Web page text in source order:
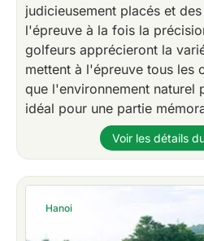
judicieusement placés et
l'épreuve à la fois la
golfeurs apprécieront la
mettent à l'épreuve tous les
que l'environnement naturel
idéal pour une partie
Voir les détails
Hanoi